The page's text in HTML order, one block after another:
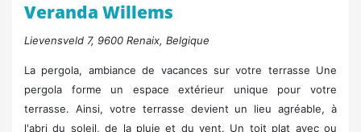
Veranda Willems
Lievensveld 7, 9600 Renaix, Belgique
La pergola, ambiance de vacances sur votre terrasse Une
pergola forme un espace extérieur unique pour votre
terrasse. Ainsi, votre terrasse devient un lieu agréable, à
l'abri du soleil, de la pluie et du vent. Un toit plat avec ou